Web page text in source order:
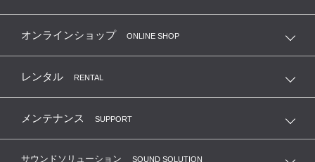
オンラインショップ ONLINE SHOP
レンタル RENTAL
メンテナンス SUPPORT
サウンドソリューション SOUND SOLUTION